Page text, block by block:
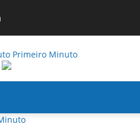
Primeiro Minuto